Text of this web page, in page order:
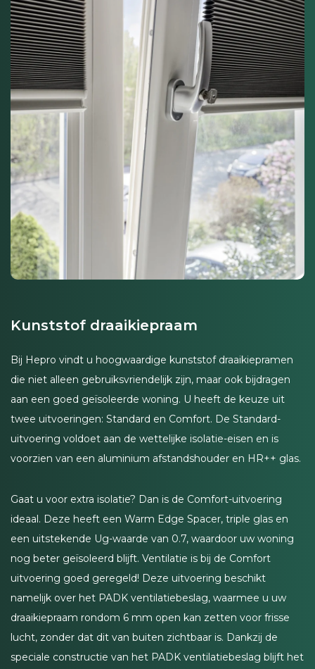
Kunststof draaikiepraam
Bij Hepro vindt u hoogwaardige kunststof draaikiepramen
die niet alleen gebruiksvriendelijk zijn, maar ook bijdragen
aan een goed geïsoleerde woning. U heeft de keuze uit
twee uitvoeringen: Standard en Comfort. De Standard-
uitvoering voldoet aan de wettelijke isolatie-eisen en is
voorzien van een aluminium afstandshouder en HR++ glas.
Gaat u voor extra isolatie? Dan is de Comfort-uitvoering
ideaal. Deze heeft een Warm Edge Spacer, triple glas en
een uitstekende Ug-waarde van 0.7, waardoor uw woning
nog beter geïsoleerd blijft. Ventilatie is bij de Comfort
uitvoering goed geregeld! Deze uitvoering beschikt
namelijk over het PADK ventilatiebeslag, waarmee u uw
draaikiepraam rondom 6 mm open kan zetten voor frisse
lucht, zonder dat dit van buiten zichtbaar is. Dankzij de
speciale constructie van het PADK ventilatiebeslag blijft het